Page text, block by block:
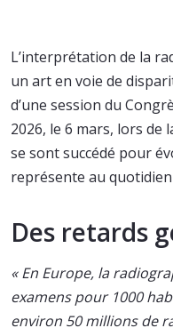
L’interprétation de la
un art en voie de
d’une session du
2026, le 6 mars, lors
se sont succédé pour
représente au
Des retards
« En Europe, la
examens pour 1000
environ 50 millions de